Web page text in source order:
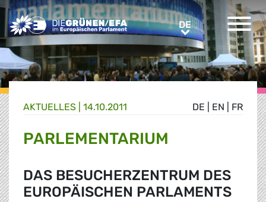
Greens/EFA Home DEDE
DE EN FR
AKTUELLES | 14.10.2011
PARLEMENTARIUM
DAS BESUCHERZENTRUM DES
EUROPÄISCHEN PARLAMENTS